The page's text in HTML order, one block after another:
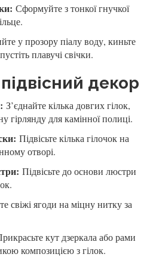
Сформуйте з тонкої гнучкої
у прозору піалу воду, киньте
плавучі свічки.
декор
З’єднайте кілька довгих гілок,
гірлянду для камінної полиці.
Підвісьте кілька гілочок на
отворі.
Підвісьте до основи люстри
свіжі ягоди на міцну нитку за
кут дзеркала або рами
композицією з гілок.